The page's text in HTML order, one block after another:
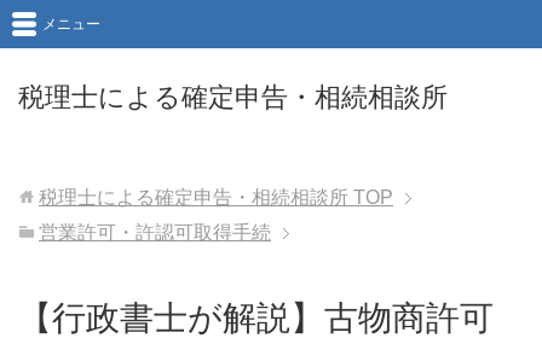
税理士による確定申告・相続相談所
メニュー
税理士による確定申告・相続相談所 TOP
営業許可・許認可取得手続
【行政書士が解説】古物商許可